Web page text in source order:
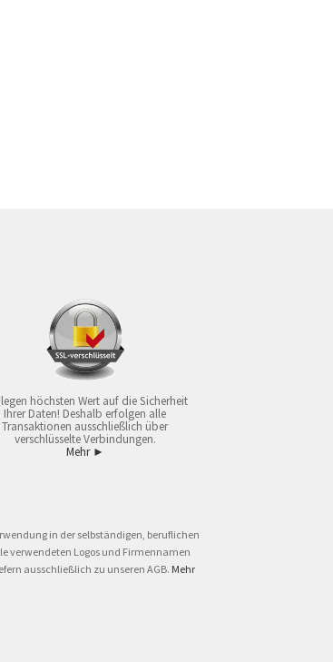
höchsten Wert auf die Sicherheit
Ihrer Daten! Deshalb erfolgen alle
Transaktionen ausschließlich über
verschlüsselte Verbindungen.
Mehr ►
in der selbständigen, beruflichen
verwendeten Logos und Firmennamen
ausschließlich zu unseren AGB. Mehr